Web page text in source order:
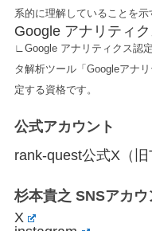
系的に理解していることを示
Google アナリティ
∟Google アナリティクス認
タ解析ツール「Googleアナ
定する資格です。
公式アカウント
rank-quest公式X（旧
杉本貴之 SNSアカウ
X